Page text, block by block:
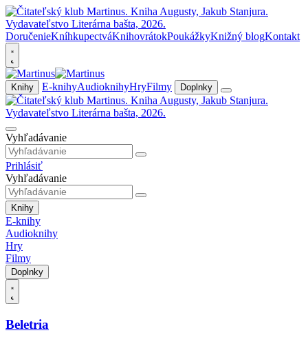
DoručenieKníhkupectváKnihovrátokPoukážkyKnižný blogKontakt
Knihy E-knihyAudioknihyHryFilmy Doplnky
Vyhľadávanie
Prihlásiť
Vyhľadávanie
Knihy
E-knihy
Audioknihy
Hry
Filmy
Doplnky
Beletria